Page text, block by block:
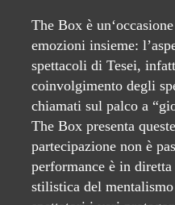
The Box è
emozioni insieme:
spettacoli di Tesei,
coinvolgimento degli
chiamati sul palco a
The Box presenta
partecipazione non è
performance è in
stilistica del